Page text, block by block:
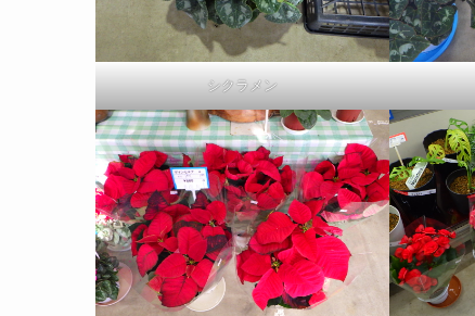
シクラメン